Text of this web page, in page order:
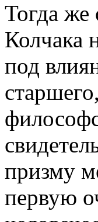
Тогда же
Колчака
под
призму
первую